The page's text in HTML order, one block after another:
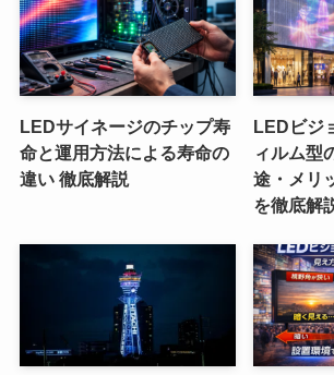
LEDサイネージのチップ寿
命と運用方法による寿命の
違い 徹底解説
LEDビジ
ィルム型
途・メリ
を徹底解